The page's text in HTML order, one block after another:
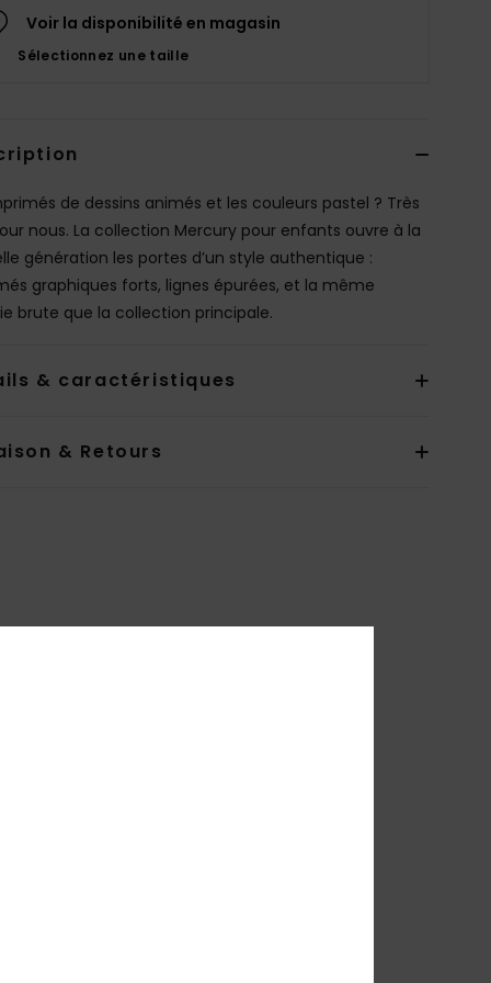
Voir la disponibilité en magasin
Sélectionnez une taille
de dessins animés et les couleurs pastel ? Très
nous. La collection Mercury pour enfants ouvre à la
génération les portes d’un style authentique :
graphiques forts, lignes épurées, et la même
brute que la collection principale.
& caractéristiques
& Retours